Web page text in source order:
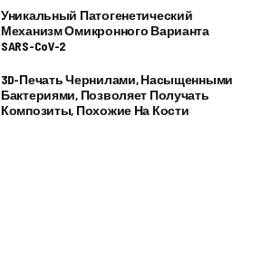
Уникальный Патогенетический
Механизм Омикронного Варианта
SARS-CoV-2
3D-Печать Чернилами, Насыщенными
Бактериями, Позволяет Получать
Композиты, Похожие На Кости